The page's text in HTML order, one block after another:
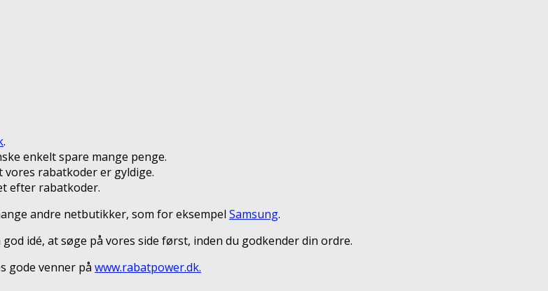
.
enkelt spare mange penge.
vores rabatkoder er gyldige.
efter rabatkoder.
andre netbutikker, som for eksempel Samsung.
idé, at søge på vores side først, inden du godkender din ordre.
gode venner på www.rabatpower.dk.